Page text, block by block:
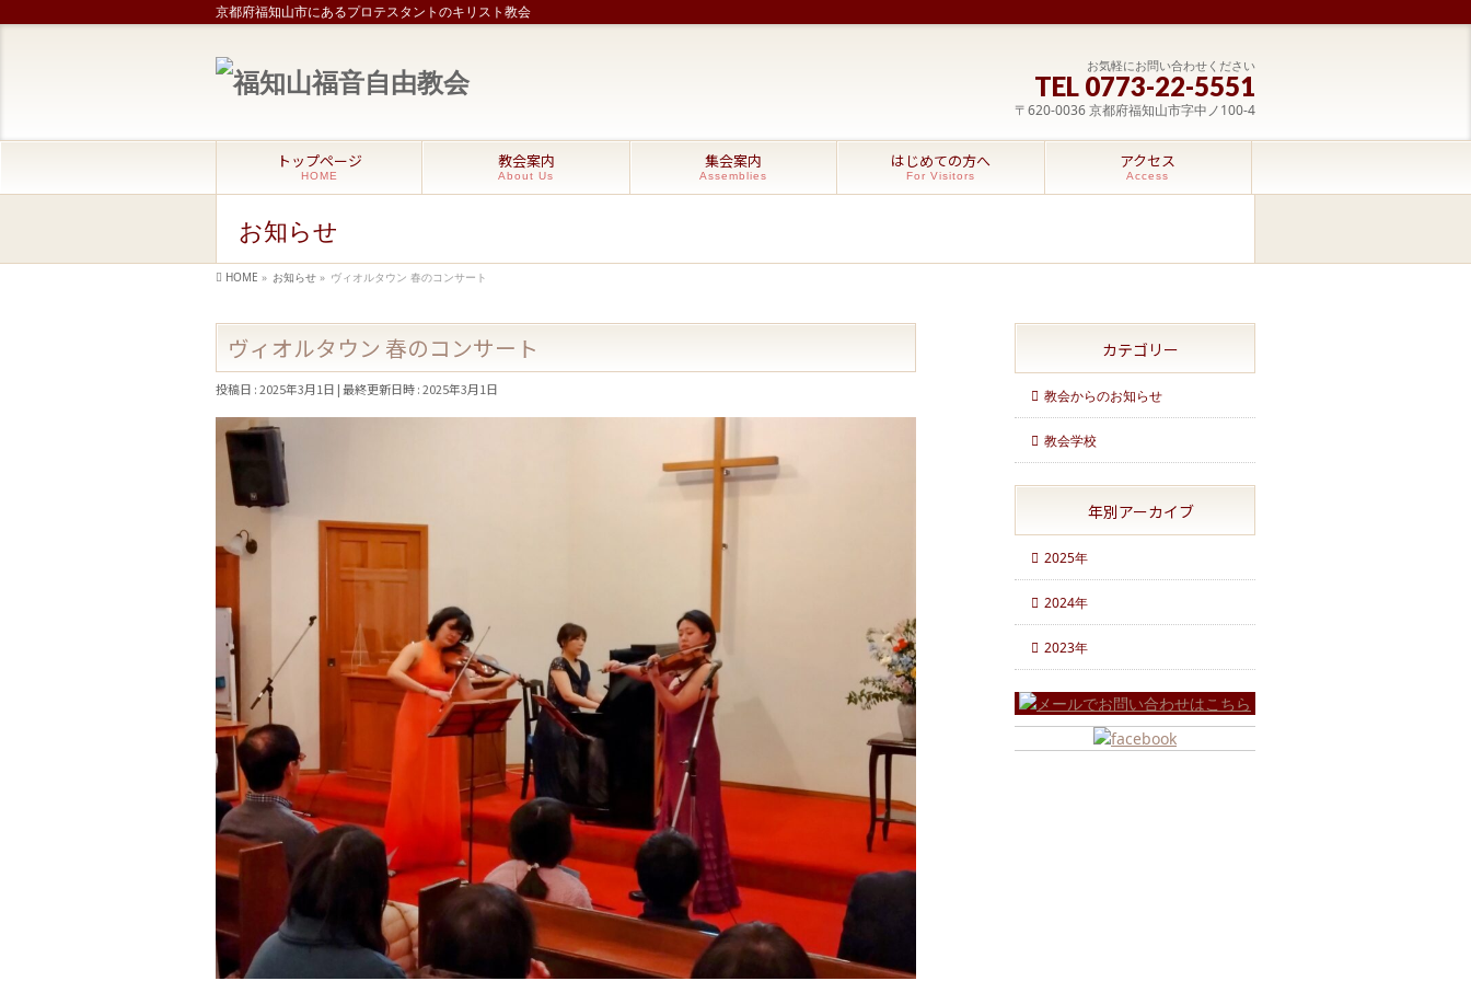
京都府福知山市にあるプロテスタントのキリスト教会
お気軽にお問い合わせください
TEL 0773-22-5551
〒620-0036 京都府福知山市字中ノ100-4
トップページ
HOME
教会案内
About Us
集会案内
Assemblies
はじめての方へ
For Visitors
アクセス
Access
お知らせ
HOME » お知らせ » ヴィオルタウン 春のコンサート
ヴィオルタウン 春のコンサート
投稿日 : 2025年3月1日 最終更新日時 : 2025年3月1日
カテゴリー
教会からのお知らせ
教会学校
年別アーカイブ
2025年
2024年
2023年